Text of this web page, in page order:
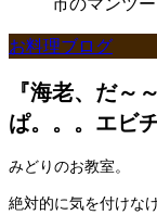
お料理ブログ
『海老、だ～
ぱ。。。エビ
みどりのお教室。
絶対的に気を付けな